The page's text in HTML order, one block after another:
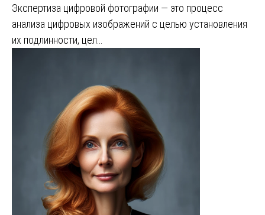
Экспертиза цифровой фотографии — это процесс
анализа цифровых изображений с целью установления
их подлинности, цел…